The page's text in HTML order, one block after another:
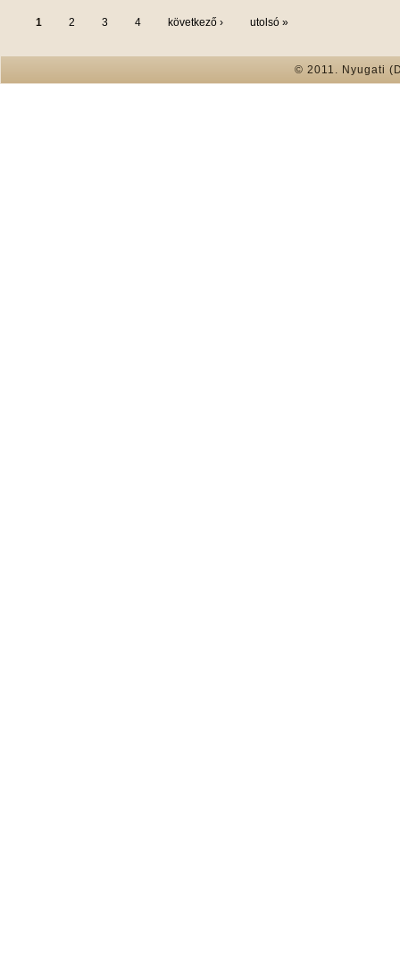
1 2 3 4 következő › utolsó »
© 2011. Nyugati